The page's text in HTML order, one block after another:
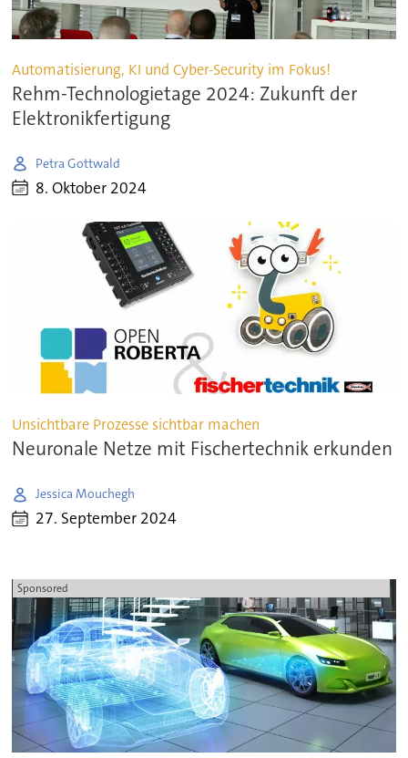
Automatisierung, KI und Cyber-Security im Fokus!
Rehm-Technologietage 2024: Zukunft der
Elektronikfertigung
Petra Gottwald
8. Oktober 2024
Unsichtbare Prozesse sichtbar machen
Neuronale Netze mit Fischertechnik erkunden
Jessica Mouchegh
27. September 2024
Sponsored